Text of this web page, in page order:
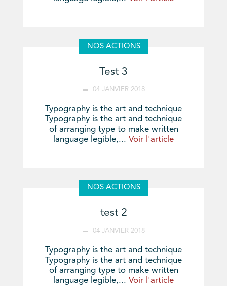
NOS ACTIONS
Test 3
04 JANVIER 2018
Typography is the art and technique
Typography is the art and technique
of arranging type to make written
language legible,... Voir l'article
NOS ACTIONS
test 2
04 JANVIER 2018
Typography is the art and technique
Typography is the art and technique
of arranging type to make written
language legible,... Voir l'article